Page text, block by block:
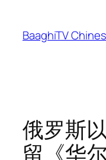
content
BaaghiTV
俄罗斯
留《华